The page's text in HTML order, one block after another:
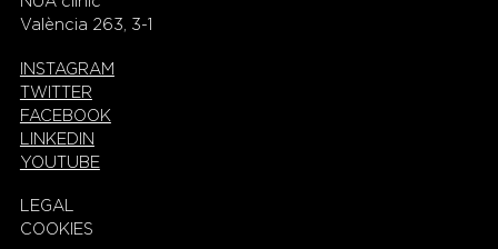
València 263, 3-1
INSTAGRAM
TWITTER
FACEBOOK
LINKEDIN
YOUTUBE
LEGAL
COOKIES